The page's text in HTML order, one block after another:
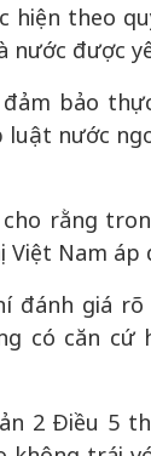
theo
được
bảo
nước
rằng
Nam áp
đánh giá
có căn cứ
2 Điều 5